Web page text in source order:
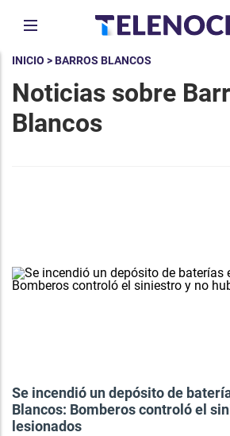
INICIO > BARROS BLANCOS
Noticias sobre
Blancos
Se incendió un depósito de
Blancos: Bomberos controló el
lesionados